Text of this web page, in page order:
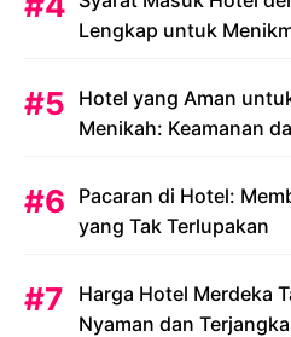
Lengkap untuk
Hotel yang Aman
Menikah: Keamanan
Pacaran di Hotel:
yang Tak Terlupakan
Harga Hotel Merdeka
Nyaman dan